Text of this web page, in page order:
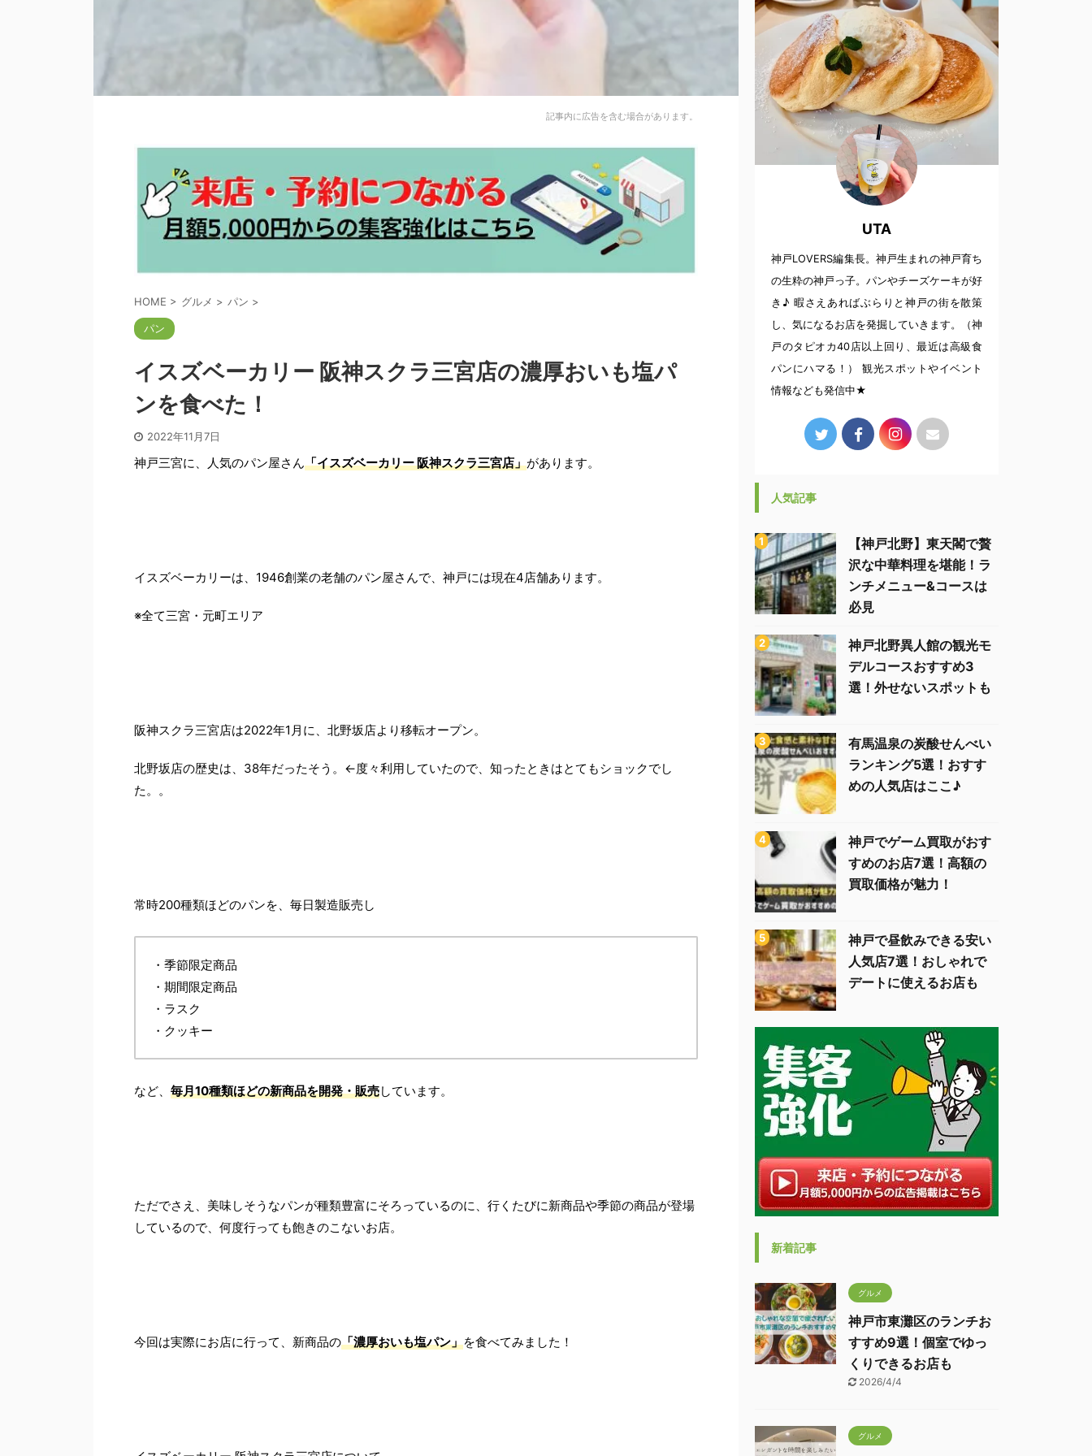
記事内に広告を含む場合があります。
HOME > グルメ > パン >
パン
イスズベーカリー 阪神スクラ三宮店の濃厚おいも塩パ
ンを食べた！
2022年11月7日
神戸三宮に、人気のパン屋さん「イスズベーカリー 阪神スクラ三宮店」があります。
イスズベーカリーは、1946創業の老舗のパン屋さんで、神戸には現在4店舗あります。
※全て三宮・元町エリア
阪神スクラ三宮店は2022年1月に、北野坂店より移転オープン。
北野坂店の歴史は、38年だったそう。←度々利用していたので、知ったときはとてもショックでし
た。。
常時200種類ほどのパンを、毎日製造販売し
・季節限定商品
・期間限定商品
・ラスク
・クッキー
など、 毎月10種類ほどの新商品を開発・販売しています。
ただでさえ、美味しそうなパンが種類豊富にそろっているのに、行くたびに新商品や季節の商品が登場
しているので、何度行っても飽きのこないお店。
今回は実際にお店に行って、新商品の「濃厚おいも塩パン」を食べてみました！
UTA
神戸LOVERS編集長。神戸生まれの神戸育ち
の生粋の神戸っ子。パンやチーズケーキが好
き♪ 暇さえあればぶらりと神戸の街を散策
し、気になるお店を発掘していきます。（神
戸のタピオカ40店以上回り、最近は高級食
パンにハマる！） 観光スポットやイベント
情報なども発信中★
人気記事
【神戸北野】東天閣で贅
沢な中華料理を堪能！ラ
ンチメニュー&コースは
必見
神戸北野異人館の観光モ
デルコースおすすめ3
選！外せないスポットも
有馬温泉の炭酸せんべい
ランキング5選！おすす
めの人気店はここ♪
神戸でゲーム買取がおす
すめのお店7選！高額の
買取価格が魅力！
神戸で昼飲みできる安い
人気店7選！おしゃれで
デートに使えるお店も
新着記事
グルメ
神戸市東灘区のランチお
すすめ9選！個室でゆっ
くりできるお店も
2026/4/4
グルメ